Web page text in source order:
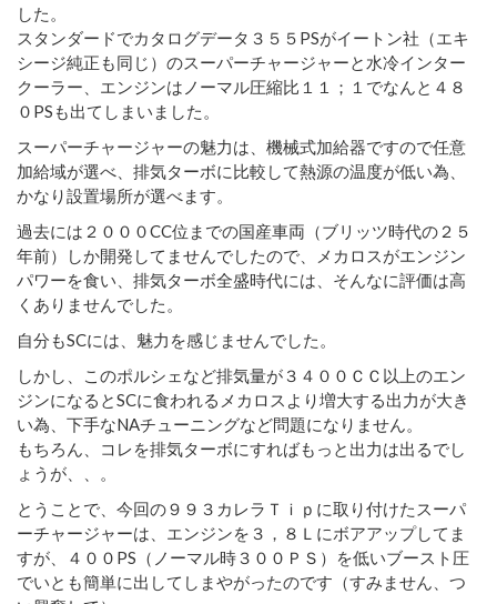
した。
スタンダードでカタログデータ３５５PSがイートン社（エキ
シージ純正も同じ）のスーパーチャージャーと水冷インター
クーラー、エンジンはノーマル圧縮比１１；１でなんと４８
０PSも出てしまいました。
スーパーチャージャーの魅力は、機械式加給器ですので任意
加給域が選べ、排気ターボに比較して熱源の温度が低い為、
かなり設置場所が選べます。
過去には２０００CC位までの国産車両（ブリッツ時代の２５
年前）しか開発してませんでしたので、メカロスがエンジン
パワーを食い、排気ターボ全盛時代には、そんなに評価は高
くありませんでした。
自分もSCには、魅力を感じませんでした。
しかし、このポルシェなど排気量が３４００ＣＣ以上のエン
ジンになるとSCに食われるメカロスより増大する出力が大き
い為、下手なNAチューニングなど問題になりません。
もちろん、コレを排気ターボにすればもっと出力は出るでし
ょうが、、。
とうことで、今回の９９３カレラＴｉｐに取り付けたスーパ
ーチャージャーは、エンジンを３，８Ｌにボアアップしてま
すが、４００PS（ノーマル時３００ＰＳ）を低いブースト圧
でいとも簡単に出してしまやがったのです（すみません、つ